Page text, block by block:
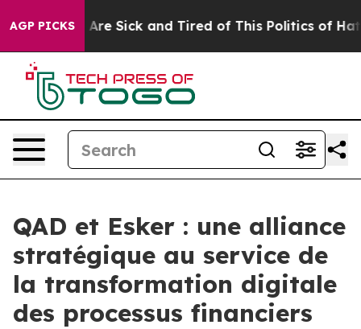
AGP PICKSAre Sick and Tired of This Politics of Hatred”
QAD et Esker : une alliance
stratégique au service de
la transformation digitale
des processus financiers